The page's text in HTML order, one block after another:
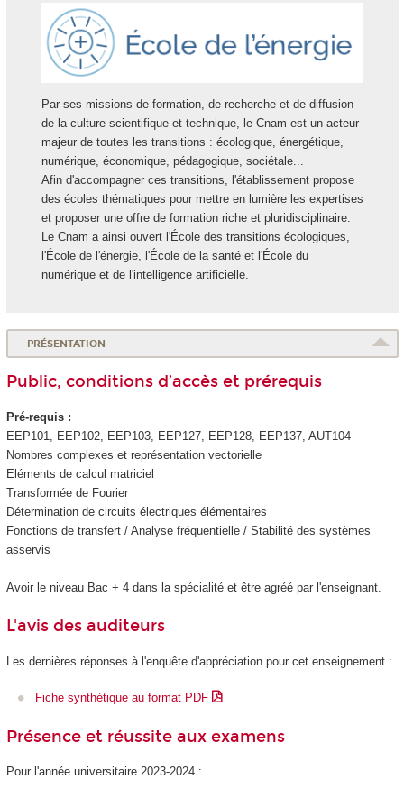
Par ses missions de formation, de recherche et de diffusion
de la culture scientifique et technique, le Cnam est un acteur
majeur de toutes les transitions : écologique, énergétique,
numérique, économique, pédagogique, sociétale...
Afin d'accompagner ces transitions, l'établissement propose
des écoles thématiques pour mettre en lumière les expertises
et proposer une offre de formation riche et pluridisciplinaire.
Le Cnam a ainsi ouvert l'École des transitions écologiques,
l'École de l'énergie, l'École de la santé et l'École du
numérique et de l'intelligence artificielle.
PRÉSENTATION
Public, conditions d’accès et prérequis
Pré-requis :
EEP101, EEP102, EEP103, EEP127, EEP128, EEP137, AUT104
Nombres complexes et représentation vectorielle
Eléments de calcul matriciel
Transformée de Fourier
Détermination de circuits électriques élémentaires
Fonctions de transfert / Analyse fréquentielle / Stabilité des systèmes
asservis
Avoir le niveau Bac + 4 dans la spécialité et être agréé par l'enseignant.
L'avis des auditeurs
Les dernières réponses à l'enquête d'appréciation pour cet enseignement :
Fiche synthétique au format PDF
Présence et réussite aux examens
Pour l'année universitaire 2023-2024 :